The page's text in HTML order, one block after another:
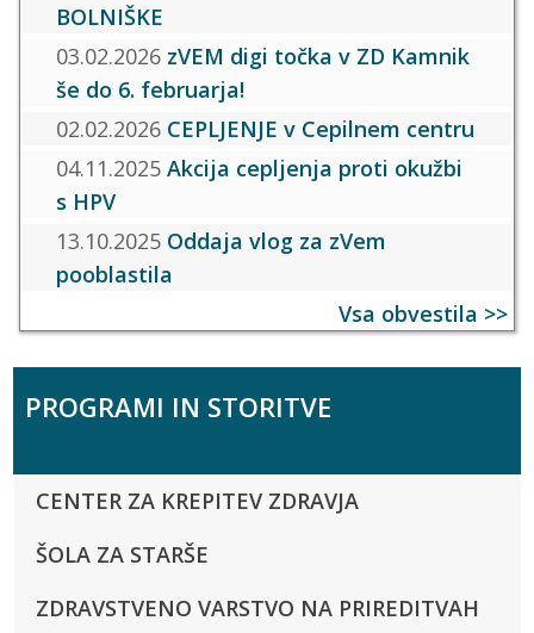
BOLNIŠKE
03.02.2026 zVEM digi točka v ZD Kamnik
še do 6. februarja!
02.02.2026 CEPLJENJE v Cepilnem centru
04.11.2025 Akcija cepljenja proti okužbi
s HPV
13.10.2025 Oddaja vlog za zVem
pooblastila
Vsa obvestila >>
PROGRAMI IN STORITVE
CENTER ZA KREPITEV ZDRAVJA
ŠOLA ZA STARŠE
ZDRAVSTVENO VARSTVO NA PRIREDITVAH